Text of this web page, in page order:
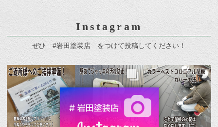
Instagram
ぜひ #岩田塗装店 をつけて投稿してください！